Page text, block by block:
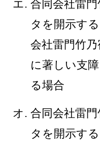
合同会社雷
タを開示す
会社雷門竹
に著しい支
る場合
合同会社雷
タを開示す